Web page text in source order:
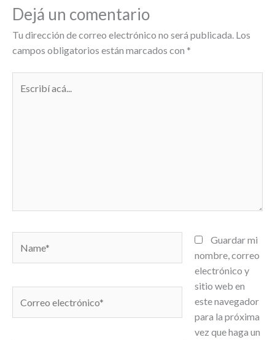
Dejá un comentario
Tu dirección de correo electrónico no será publicada. Los
campos obligatorios están marcados con *
acá...
electrónico*
Guardar mi
nombre, correo
electrónico y
sitio web en
este navegador
para la próxima
vez que haga un